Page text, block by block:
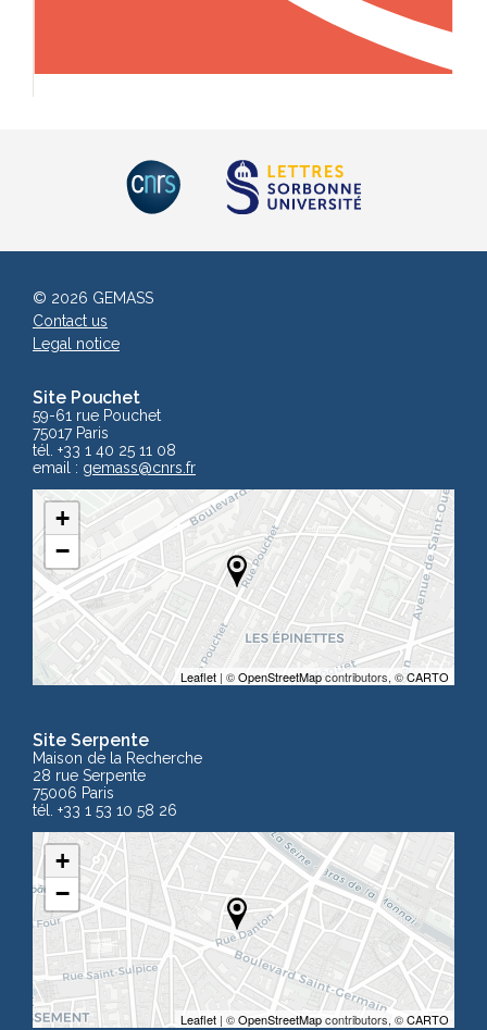
Site Pouchet
59-61 rue Pouchet
75017 Paris
tél. +33 1 40 25 11 08
email : gemass@cnrs.fr
+
−
Leaflet | ©OpenStreetMapcontributors, ©CARTO
Site Serpente
Maison de la Recherche
28 rue Serpente
75006 Paris
tél. +33 1 53 10 58 26
+
−
Leaflet | ©OpenStreetMapcontributors, ©CARTO
© 2026 GEMASS
Contact us
Legal notice